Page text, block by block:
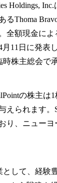
Holdings,
るThoma
全額現金に
11日に発表
時株主総会で
の株主は
えられます。
り、ニュー
として、経験